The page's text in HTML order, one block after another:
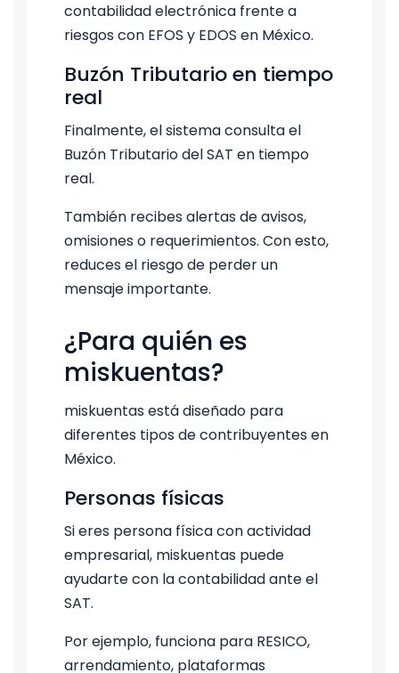
contabilidad electrónica frente a
riesgos con EFOS y EDOS en México.
Buzón Tributario en tiempo
real
Finalmente, el sistema consulta el
Buzón Tributario del SAT en tiempo
real.
También recibes alertas de avisos,
omisiones o requerimientos. Con esto,
reduces el riesgo de perder un
mensaje importante.
¿Para quién es
miskuentas?
miskuentas está diseñado para
diferentes tipos de contribuyentes en
México.
Personas físicas
Si eres persona física con actividad
empresarial, miskuentas puede
ayudarte con la contabilidad ante el
SAT.
Por ejemplo, funciona para RESICO,
arrendamiento, plataformas